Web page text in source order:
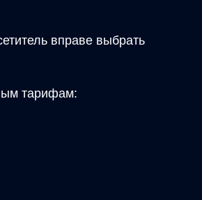
вправе выбрать
тарифам: